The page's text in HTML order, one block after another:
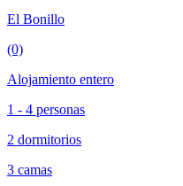
El Bonillo
(0)
Alojamiento entero
1 - 4 personas
2 dormitorios
3 camas